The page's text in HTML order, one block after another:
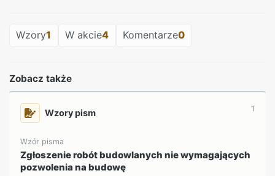
Wzory1 W akcie4 Komentarze0
Zobacz także
Wzory pism 1
Wzór pisma
Zgłoszenie robót budowlanych nie wymagających
pozwolenia na budowę